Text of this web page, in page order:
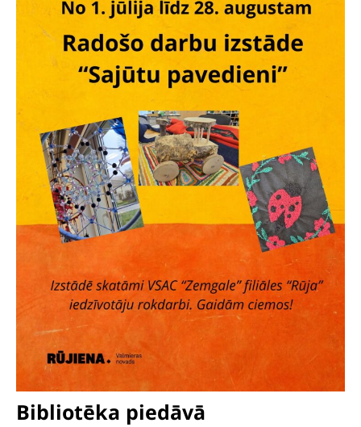
Bibliotēka piedāvā